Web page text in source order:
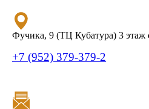
Фучика, 9 (ТЦ Кубатура) 3 этаж
+7 (952) 379-379-2